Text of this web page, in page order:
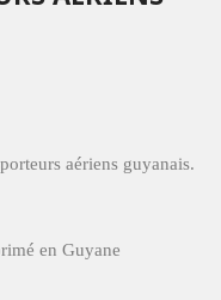
aériens guyanais.
en Guyane